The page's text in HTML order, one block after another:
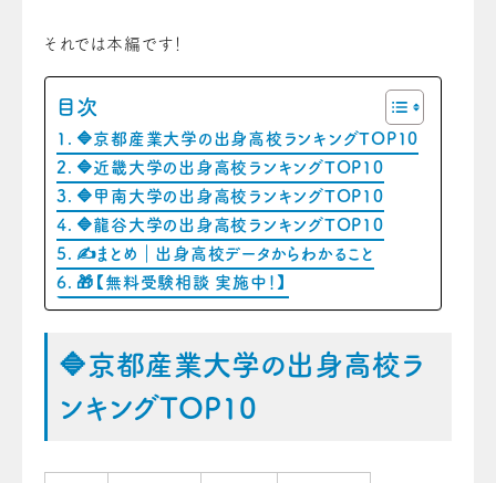
それでは本編です！
目次
🔷京都産業大学の出身高校ランキングTOP10
🔷近畿大学の出身高校ランキングTOP10
🔷甲南大学の出身高校ランキングTOP10
🔷龍谷大学の出身高校ランキングTOP10
✍️まとめ｜出身高校データからわかること
🎁【無料受験相談 実施中！】
🔷京都産業大学の出身高校ラ
ンキングTOP10